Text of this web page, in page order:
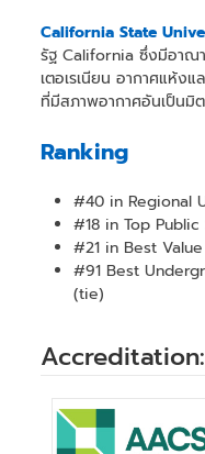
California State
รัฐ California ซึ่งมีอาณา
เตอเรเนียน อากาศแห้ง
ที่มีสภาพอากาศอันเป็นมิ
Ranking
#40 in Regional
#18 in Top
#21 in Best
#91 Best
(tie)
Accreditation: